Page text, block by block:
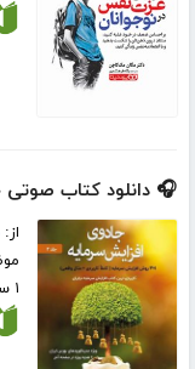
🎧 دانلود کتاب صوتی
از:
۱ ساعت و ۳۴ دقیقه